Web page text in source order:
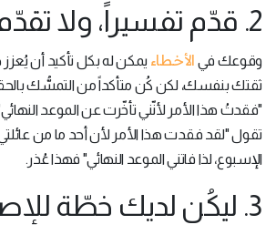
2. قدّم تفسيراً، ولا تقدّم مُبرّرات
وقوعك في الأخطاء يمكن له بكل تأكيد أن
ثقتك بنفسك، لكن كُن متأكداً من التمسُّك
"فقدتُ هذا الأمر لأنّني تأخّرت عن الموعد
تقول "لقد فقدت هذا الأمر لأن أحد ما من
الإسبوع، لذا فاتني الموعد النهائي" فهذا عُذر.
3. ليكُن لديك خطّة للإصلاح